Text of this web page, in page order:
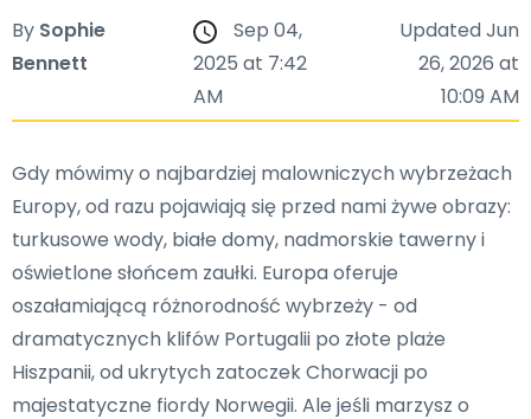
By Sophie
Bennett
Sep 04,
2025 at 7:42
AM
Updated Jun
26, 2026 at
10:09 AM
Gdy mówimy o najbardziej malowniczych wybrzeżach
Europy, od razu pojawiają się przed nami żywe obrazy:
turkusowe wody, białe domy, nadmorskie tawerny i
oświetlone słońcem zaułki. Europa oferuje
oszałamiającą różnorodność wybrzeży - od
dramatycznych klifów Portugalii po złote plaże
Hiszpanii, od ukrytych zatoczek Chorwacji po
majestatyczne fiordy Norwegii. Ale jeśli marzysz o